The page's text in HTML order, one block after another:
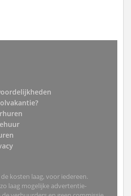
kosten laag, voor iedereen.
laag mogelijke advertentie-